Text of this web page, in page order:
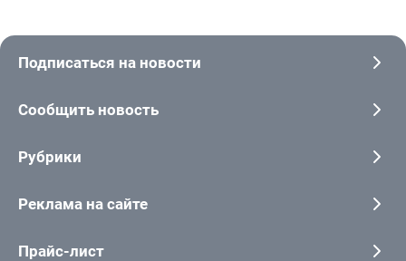
Подписаться на новости
Сообщить новость
Рубрики
Реклама на сайте
Прайс-лист